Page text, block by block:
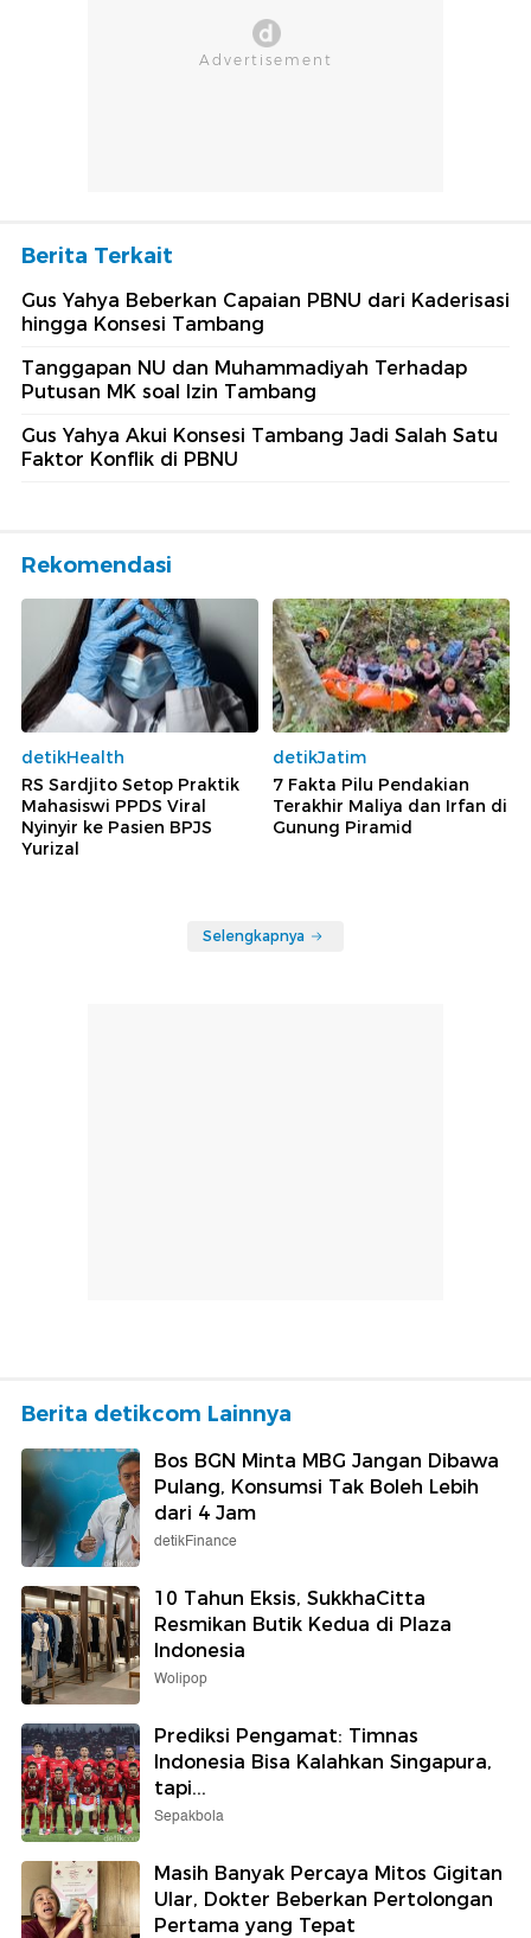
Berita Terkait
Gus Yahya Beberkan Capaian PBNU dari Kaderisasi
hingga Konsesi Tambang
Tanggapan NU dan Muhammadiyah Terhadap
Putusan MK soal Izin Tambang
Gus Yahya Akui Konsesi Tambang Jadi Salah Satu
Faktor Konflik di PBNU
Rekomendasi
detikHealth
RS Sardjito Setop Praktik
Mahasiswi PPDS Viral
Nyinyir ke Pasien BPJS
Yurizal
detikJatim
7 Fakta Pilu Pendakian
Terakhir Maliya dan Irfan di
Gunung Piramid
Selengkapnya
Berita detikcom Lainnya
Bos BGN Minta MBG Jangan Dibawa
Pulang, Konsumsi Tak Boleh Lebih
dari 4 Jam
detikFinance
10 Tahun Eksis, SukkhaCitta
Resmikan Butik Kedua di Plaza
Indonesia
Wolipop
Prediksi Pengamat: Timnas
Indonesia Bisa Kalahkan Singapura,
tapi...
Sepakbola
Masih Banyak Percaya Mitos Gigitan
Ular, Dokter Beberkan Pertolongan
Pertama yang Tepat